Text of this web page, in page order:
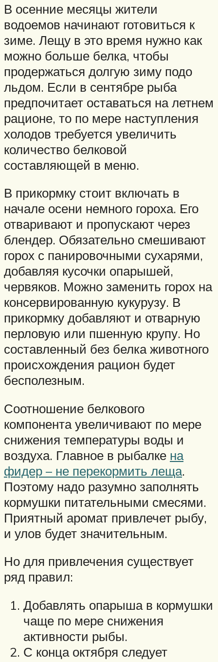
В осенние месяцы жители
водоемов начинают готовиться к
зиме. Лещу в это время нужно как
можно больше белка, чтобы
продержаться долгую зиму подо
льдом. Если в сентябре рыба
предпочитает оставаться на летнем
рационе, то по мере наступления
холодов требуется увеличить
количество белковой
составляющей в меню.
В прикормку стоит включать в
начале осени немного гороха. Его
отваривают и пропускают через
блендер. Обязательно смешивают
горох с панировочными сухарями,
добавляя кусочки опарышей,
червяков. Можно заменить горох на
консервированную кукурузу. В
прикормку добавляют и отварную
перловую или пшенную крупу. Но
составленный без белка животного
происхождения рацион будет
бесполезным.
Соотношение белкового
компонента увеличивают по мере
снижения температуры воды и
воздуха. Главное в рыбалке на
фидер – не перекормить леща.
Поэтому надо разумно заполнять
кормушки питательными смесями.
Приятный аромат привлечет рыбу,
и улов будет значительным.
Но для привлечения существует
ряд правил:
Добавлять опарыша в кормушки
чаще по мере снижения
активности рыбы.
С конца октября следует